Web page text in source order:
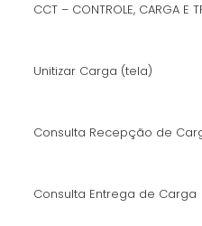
CCT – CONTROLE, CARGA E
Unitizar Carga (tela)
Consulta Recepção de
Consulta Entrega de Carga